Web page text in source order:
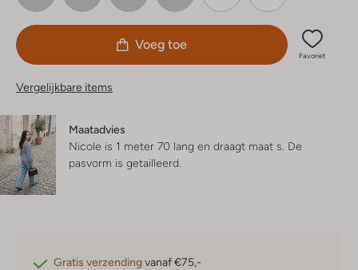
Voeg toe
Favoriet
Vergelijkbare items
Maatadvies
Nicole is 1 meter 70 lang en draagt maat s. De
pasvorm is getailleerd
Gratis verzendingvanaf €75,-